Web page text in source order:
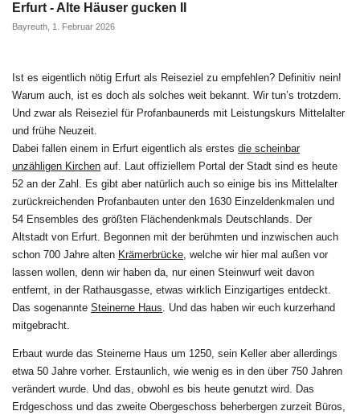
Erfurt - Alte Häuser gucken II
Bayreuth, 1. Februar 2026
Ist es eigentlich nötig Erfurt als Reiseziel zu empfehlen? Definitiv nein!
Warum auch, ist es doch als solches weit bekannt. Wir tun’s trotzdem.
Und zwar als Reiseziel für Profanbaunerds mit Leistungskurs Mittelalter
und frühe Neuzeit.
Dabei fallen einem in Erfurt eigentlich als erstes die scheinbar
unzähligen Kirchen auf. Laut offiziellem Portal der Stadt sind es heute
52 an der Zahl. Es gibt aber natürlich auch so einige bis ins Mittelalter
zurückreichenden Profanbauten unter den 1630 Einzeldenkmalen und
54 Ensembles des größten Flächendenkmals Deutschlands. Der
Altstadt von Erfurt. Begonnen mit der berühmten und inzwischen auch
schon 700 Jahre alten Krämerbrücke , welche wir hier mal außen vor
lassen wollen, denn wir haben da, nur einen Steinwurf weit davon
entfernt, in der Rathausgasse, etwas wirklich Einzigartiges entdeckt.
Das sogenannte Steinerne Haus . Und das haben wir euch kurzerhand
mitgebracht.
Erbaut wurde das Steinerne Haus um 1250, sein Keller aber allerdings
etwa 50 Jahre vorher. Erstaunlich, wie wenig es in den über 750 Jahren
verändert wurde. Und das, obwohl es bis heute genutzt wird. Das
Erdgeschoss und das zweite Obergeschoss beherbergen zurzeit Büros,